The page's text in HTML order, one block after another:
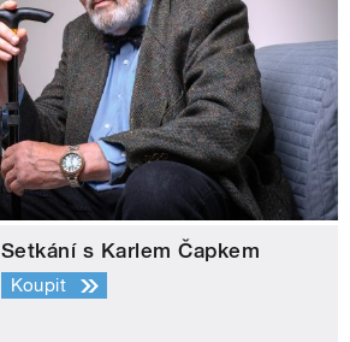
Setkání s Karlem Čapkem
Koupit